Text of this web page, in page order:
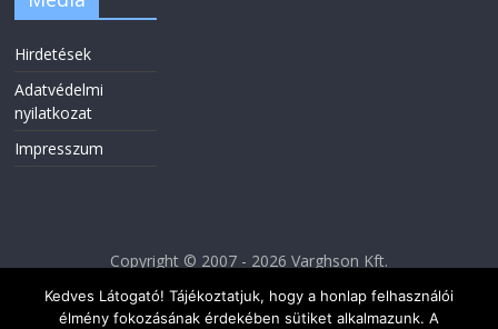
Hirdetések
Adatvédelmi
nyilatkozat
Impresszum
Copyright © 2007 - 2026 Varghson Kft.
Kedves Látogató! Tájékoztatjuk, hogy a honlap felhasználói
élmény fokozásának érdekében sütiket alkalmazunk. A